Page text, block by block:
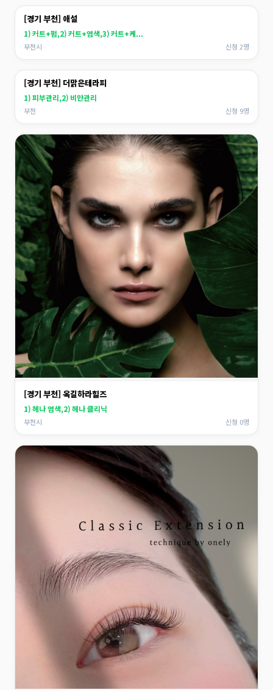
[경기 부천] 애설
1) 커트+펌,2) 커트+염색,3) 커트+케...
부천시 신청 2명
[경기 부천] 더맑은테라피
1) 피부관리,2) 비만관리
부천 신청 9명
[경기 부천] 옥길하라힐즈
1) 헤나 염색,2) 헤나 클리닉
부천시 신청 0명